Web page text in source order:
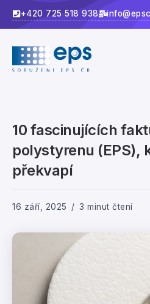
+420 725 518 938
10 fascinujících
polystyrenu (EPS),
překvapí
16 září, 2025 3 minut čtení